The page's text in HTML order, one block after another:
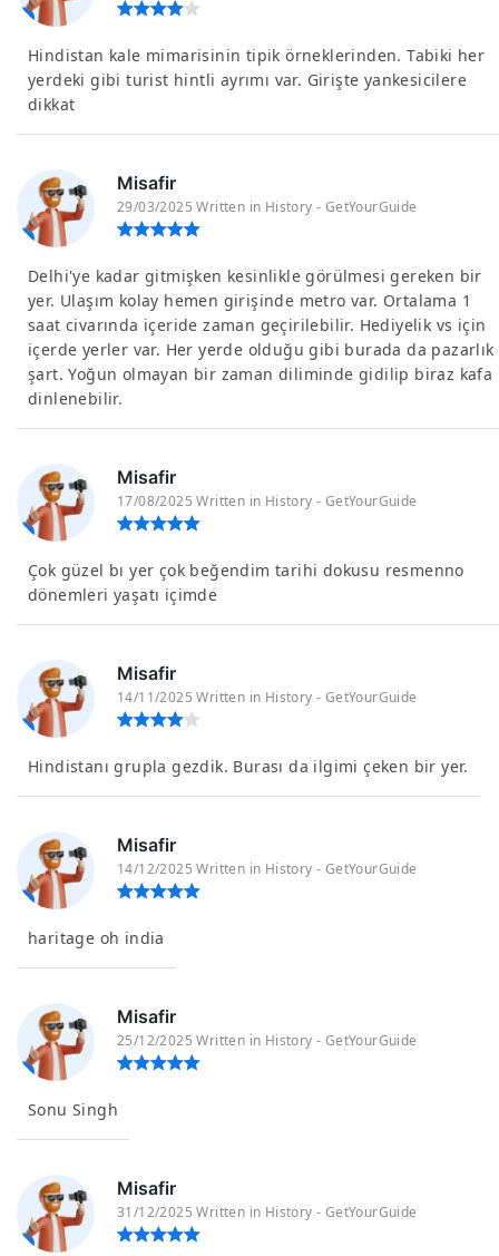
Hindistan kale mimarisinin tipik örneklerinden. Tabiki her
yerdeki gibi turist hintli ayrımı var. Girişte yankesicilere
dikkat
Misafir
29/03/2025 Written in History - GetYourGuide
Delhi'ye kadar gitmişken kesinlikle görülmesi gereken bir
yer. Ulaşım kolay hemen girişinde metro var. Ortalama 1
saat civarında içeride zaman geçirilebilir. Hediyelik vs için
içerde yerler var. Her yerde olduğu gibi burada da pazarlık
şart. Yoğun olmayan bir zaman diliminde gidilip biraz kafa
dinlenebilir.
Misafir
17/08/2025 Written in History - GetYourGuide
Çok güzel bı yer çok beğendim tarihi dokusu resmenno
dönemleri yaşatı içimde
Misafir
14/11/2025 Written in History - GetYourGuide
Hindistanı grupla gezdik. Burası da ilgimi çeken bir yer.
Misafir
14/12/2025 Written in History - GetYourGuide
haritage oh india
Misafir
25/12/2025 Written in History - GetYourGuide
Sonu Singh
Misafir
31/12/2025 Written in History - GetYourGuide